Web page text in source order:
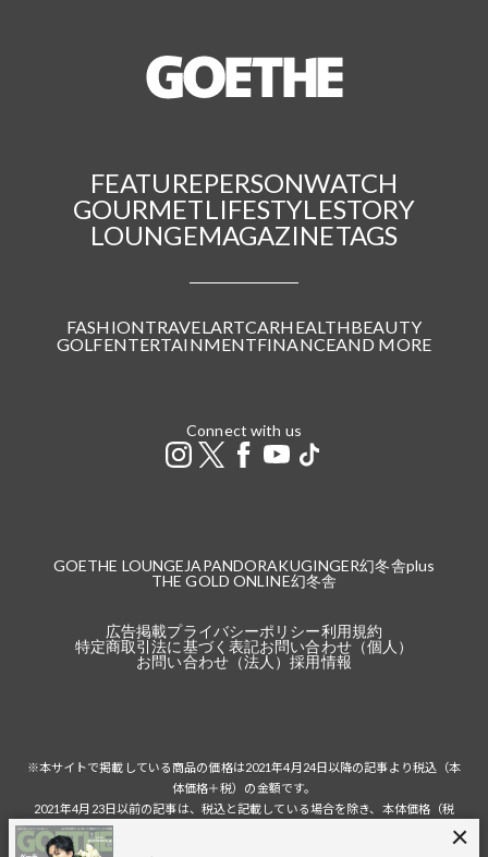
FEATUREPERSONWATCH
GOURMETLIFESTYLESTORY
LOUNGEMAGAZINETAGS
FASHIONTRAVEL ARTCARHEALTHBEAUTY
GOLFENTERTAINMENTFINANCEAND MORE
Connect with us
GOETHE LOUNGE JAPANDORAKUGINGER幻冬舎plus
THE GOLD ONLINE幻冬舎
広告掲載プライバシーポリシー利用規約
特定商取引法に基づく表記お問い合わせ（個人）
お問い合わせ（法人）採用情報
※本サイトで掲載している商品の価格は2021年4月24日以降の記事より税込（本
体価格＋税）の金額です。
2021年4月23日以前の記事は、税込と記載している場合を除き、本体価格（税
税込の場合の税額は掲載当時の税率に準じます。